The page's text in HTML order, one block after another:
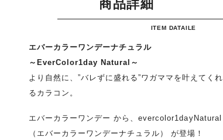
商品詳細
ITEM DATAILE
エバーカラーワンデーナチュラル
～EverColor1day Natural～
より自然に、”バレずに盛れる”ワガママを叶えてくれ
るカラコン。
エバーカラーワンデー から、evercolor1dayNatural
（エバーカラーワンデーナチュラル） が登場！